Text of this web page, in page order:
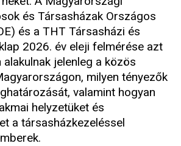
és Társasházak Országos
és a THT Társasházi és
2026. év eleji felmérése azt
jelenleg a közös
milyen tényezők
valamint hogyan
helyzetüket és
a társasházkezeléssel